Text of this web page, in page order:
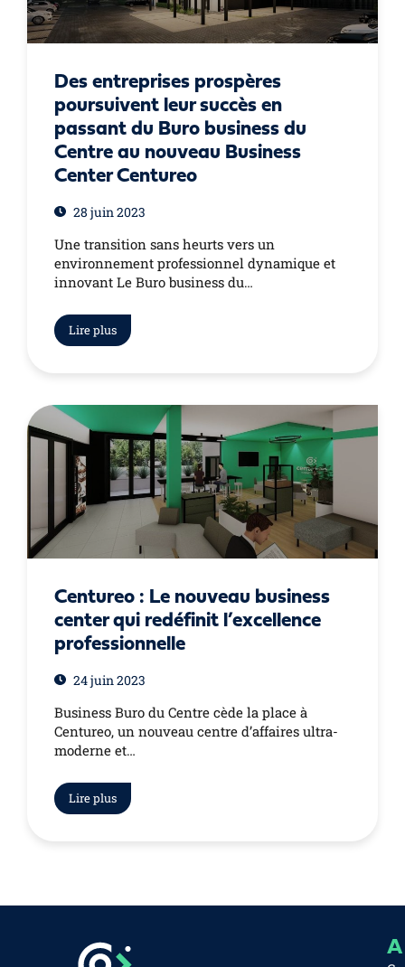
Des entreprises prospères
poursuivent leur succès en
passant du Buro business du
Centre au nouveau Business
Center Centureo
28 juin 2023
Une transition sans heurts vers un
environnement professionnel dynamique et
innovant Le Buro business du…
Lire plus
Centureo : Le nouveau business
center qui redéfinit l’excellence
professionnelle
24 juin 2023
Business Buro du Centre cède la place à
Centureo, un nouveau centre d’affaires ultra-
moderne et…
Lire plus